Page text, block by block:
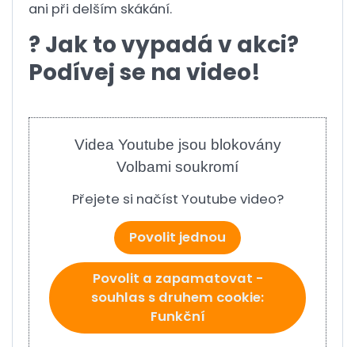
ani při delším skákání.
? Jak to vypadá v akci?
Podívej se na video!
Videa Youtube jsou blokovány
Volbami soukromí
Přejete si načíst Youtube video?
Povolit jednou
Povolit a zapamatovat -
souhlas s druhem cookie:
Funkční